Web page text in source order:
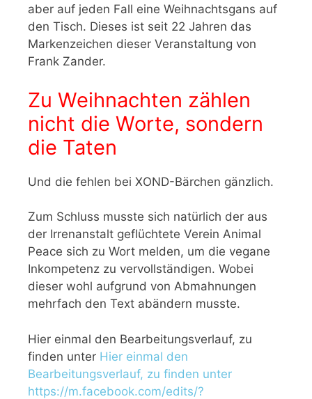
aber auf jeden Fall eine Weihnachtsgans auf
den Tisch. Dieses ist seit 22 Jahren das
Markenzeichen dieser Veranstaltung von
Frank Zander.
Zu Weihnachten zählen
nicht die Worte, sondern
die Taten
Und die fehlen bei XOND-Bärchen gänzlich.
Zum Schluss musste sich natürlich der aus
der Irrenanstalt geflüchtete Verein Animal
Peace sich zu Wort melden, um die vegane
Inkompetenz zu vervollständigen. Wobei
dieser wohl aufgrund von Abmahnungen
mehrfach den Text abändern musste.
Hier einmal den Bearbeitungsverlauf, zu
finden unter Hier einmal den
Bearbeitungsverlauf, zu finden unter
https://m.facebook.com/edits/?